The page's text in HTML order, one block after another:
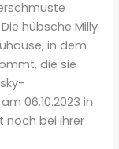
hübsche Milly
in dem
die sie
06.10.2023 in
noch bei ihrer